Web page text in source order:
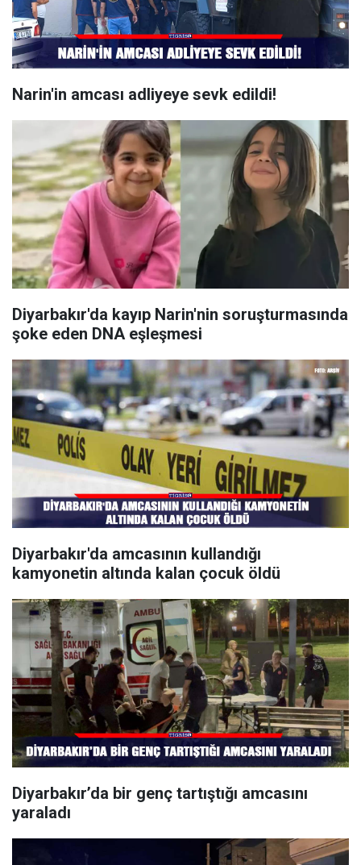
Narin'in amcası adliyeye sevk edildi!
Diyarbakır'da kayıp Narin'nin soruşturmasında
şoke eden DNA eşleşmesi
Diyarbakır'da amcasının kullandığı
kamyonetin altında kalan çocuk öldü
Diyarbakır’da bir genç tartıştığı amcasını
yaraladı